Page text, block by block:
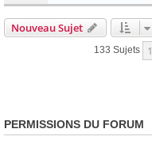
Nouveau Sujet
133 Sujets 1
PERMISSIONS DU FORUM